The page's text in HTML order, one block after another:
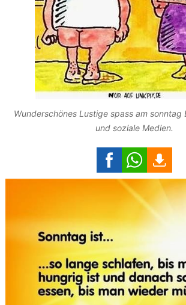
Wunderschönes Lustige spass am sonntag
und soziale Medien.